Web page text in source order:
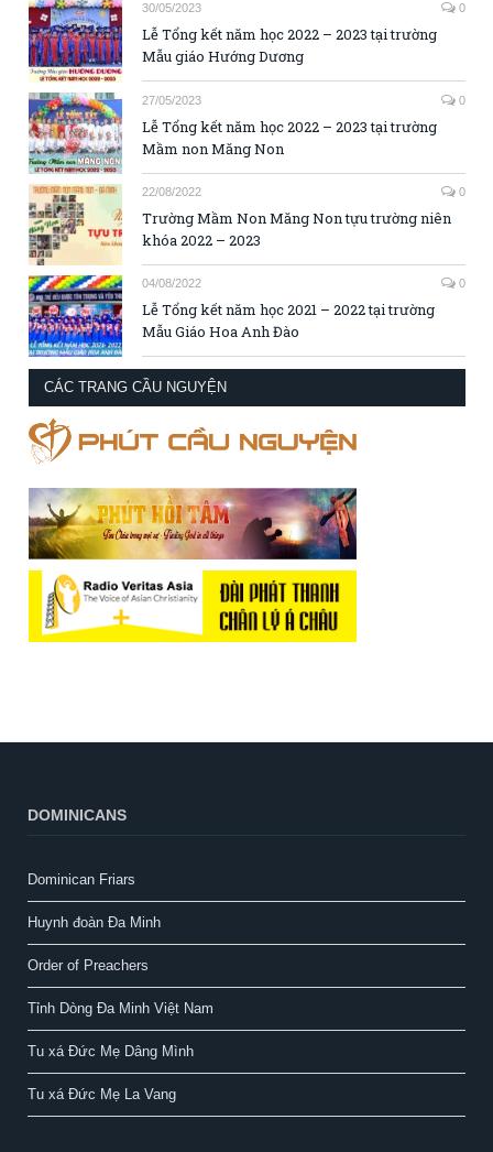
30/05/2023 0
Lễ Tổng kết năm học 2022 – 2023 tại trường
Mẫu giáo Hướng Dương
27/05/2023 0
Lễ Tổng kết năm học 2022 – 2023 tại trường
Mầm non Măng Non
22/08/2022 0
Trường Mầm Non Măng Non tựu trường niên
khóa 2022 – 2023
04/08/2022 0
Lễ Tổng kết năm học 2021 – 2022 tại trường
Mẫu Giáo Hoa Anh Đào
CÁC TRANG CẦU NGUYỆN
DOMINICANS
Dominican Friars
Huynh đoàn Đa Minh
Order of Preachers
Tỉnh Dòng Đa Minh Việt Nam
Tu xá Đức Mẹ Dâng Mình
Tu xá Đức Mẹ La Vang